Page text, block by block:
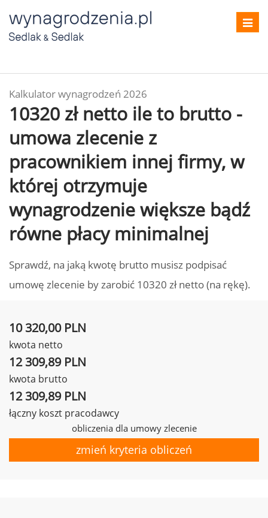
Kalkulator wynagrodzeń 2026
10320 zł netto ile to brutto -
umowa zlecenie z
pracownikiem innej firmy, w
której otrzymuje
wynagrodzenie większe bądź
równe płacy minimalnej
Sprawdź, na jaką kwotę brutto musisz podpisać
umowę zlecenie by zarobić 10320 zł netto (na rękę).
10 320,00 PLN
kwota netto
12 309,89 PLN
kwota brutto
12 309,89 PLN
łączny koszt pracodawcy
obliczenia dla umowy zlecenie
zmień kryteria obliczeń